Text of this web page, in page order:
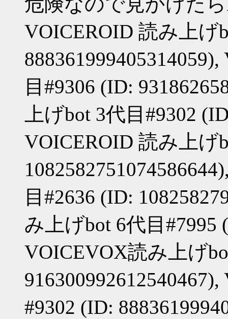
VOICEROID 読み上げ
目#9306 (ID:
上げbot 3代目#9302
VOICEROID 読み上げ
目#2636 (ID:
み上げbot 6代目#7995
VOICEVOX読み上げ
#9302 (ID: